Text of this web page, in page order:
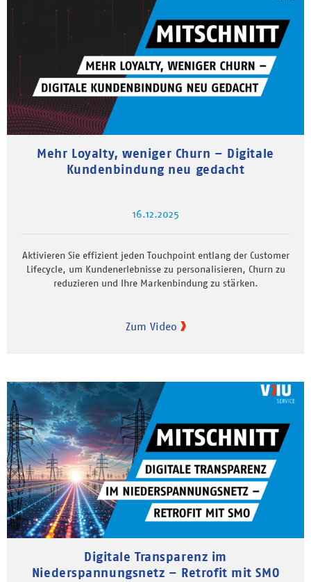
Mehr Loyalty, weniger Churn – Digitale
Kundenbindung neu gedacht
16.12.2025
Aktivieren Sie effizient jeden Touchpoint entlang der Customer
Lifecycle, um Kundenerlebnisse zu personalisieren, Churn zu
reduzieren und Ihre Markenbindung zu stärken.
Zum Video
Digitale Transparenz im
Niederspannungsnetz – Retrofit mit SMO